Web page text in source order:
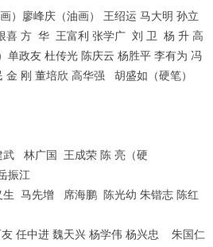
）廖峰庆（油画） 王绍运 马大明 孙立
喜 方 华 王富利 张学广 刘 卫 杨 升 高
单政友 杜传光 陈庆云 杨胜平 李有为 冯
刚 董培欣 高华强 胡盛如（硬笔）
林广国 王成荣 陈 亮（硬
振江
马先增 席海鹏 陈光幼 朱锴志 陈红
任中进 魏天兴 杨学伟 杨兴忠 朱国仁